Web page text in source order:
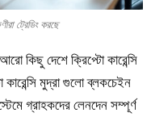
ট্রেডিং করছে
কিছু দেশে ক্রিপ্টো কারেন্সি
কারেন্সি মুদ্রা গুলো ব্লকচেইন
গ্রাহকদের লেনদেন সম্পূর্ণ